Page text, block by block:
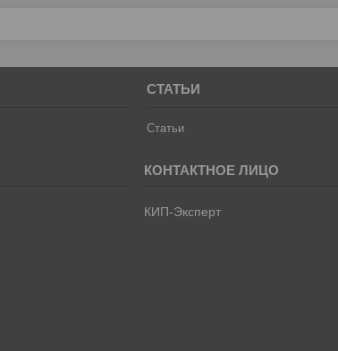
СТАТЬИ
Статьи
КИП-Эксперт